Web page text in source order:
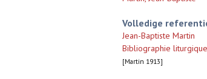
Volledige
Jean-Baptiste Martin
Bibliographie
[Martin 1913]